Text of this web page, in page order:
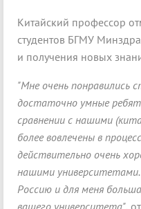
Китайский профессор
студентов БГМУ
и получения новых
"Мне очень понравились
достаточно умные
сравнении с нашими
более вовлечены в
действительно очень
нашими
Россию и для меня